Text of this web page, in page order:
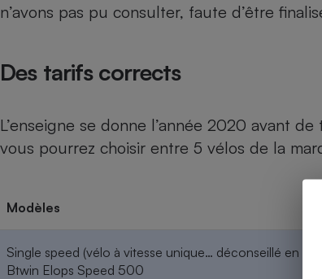
n’avons pas pu consulter, faute d’être
Des tarifs corrects
L’enseigne se donne l’année 2020 avant
vous pourrez choisir entre 5 vélos de la
Modèles
Single speed (vélo à vitesse unique… déconseillé en
Btwin Elops Speed 500